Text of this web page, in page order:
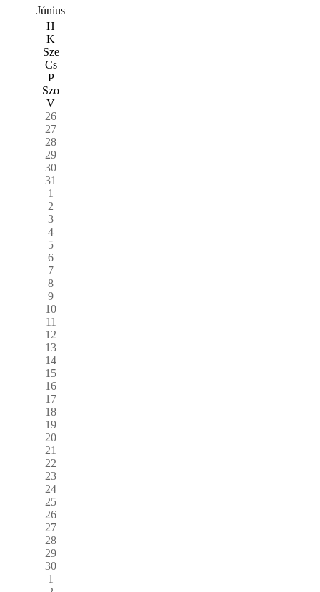
Június
H
K
Sze
Cs
P
Szo
V
26
27
28
29
30
31
1
2
3
4
5
6
7
8
9
10
11
12
13
14
15
16
17
18
19
20
21
22
23
24
25
26
27
28
29
30
1